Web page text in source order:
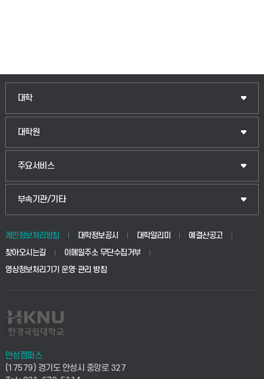
대학
대학원
주요서비스
부속기관/기타
개인정보처리방침 대학정보공시 대학알리미
예결산공고
찾아오시는길
이메일주소 무단수집거부
영상정보처리기기 운영·관리 방침
안성캠퍼스
(17579) 경기도 안성시 중앙로 327